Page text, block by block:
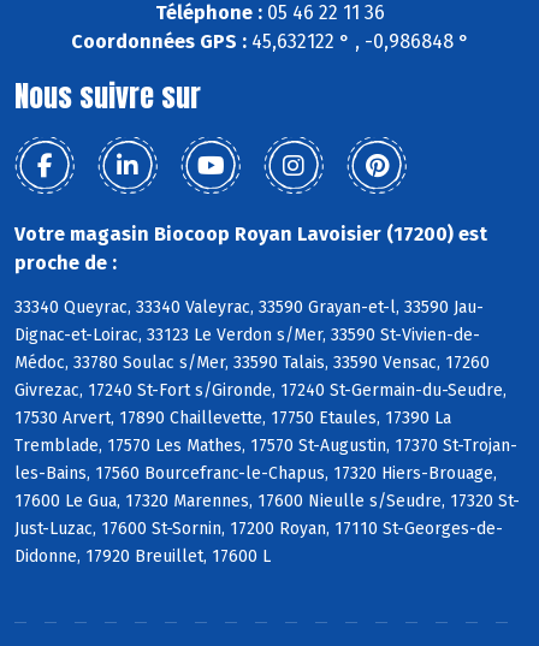
Téléphone :05 46 22 11 36
Coordonnées GPS :45,632122 ° , -0,986848 °
Nous suivre sur
Votre magasin Biocoop Royan Lavoisier (17200) est
proche de :
33340 Queyrac, 33340 Valeyrac, 33590 Grayan-et-l, 33590 Jau-
Dignac-et-Loirac, 33123 Le Verdon s/Mer, 33590 St-Vivien-de-
Médoc, 33780 Soulac s/Mer, 33590 Talais, 33590 Vensac, 17260
Givrezac, 17240 St-Fort s/Gironde, 17240 St-Germain-du-Seudre,
17530 Arvert, 17890 Chaillevette, 17750 Etaules, 17390 La
Tremblade, 17570 Les Mathes, 17570 St-Augustin, 17370 St-Trojan-
les-Bains, 17560 Bourcefranc-le-Chapus, 17320 Hiers-Brouage,
17600 Le Gua, 17320 Marennes, 17600 Nieulle s/Seudre, 17320 St-
Just-Luzac, 17600 St-Sornin, 17200 Royan, 17110 St-Georges-de-
Didonne, 17920 Breuillet, 17600 L